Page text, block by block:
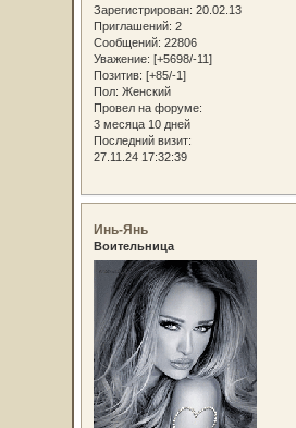
Зарегистрирован: 20.02.13
Приглашений: 2
Сообщений: 22806
Уважение: [+5698/-11]
Позитив: [+85/-1]
Пол: Женский
Провел на форуме:
3 месяца 10 дней
Последний визит:
27.11.24 17:32:39
Инь-Янь
Воительница